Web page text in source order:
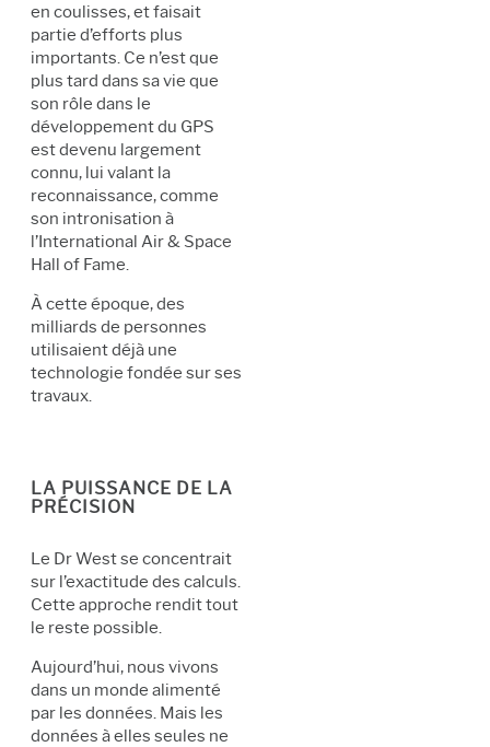
en coulisses, et faisait
partie d’efforts plus
importants. Ce n’est que
plus tard dans sa vie que
son rôle dans le
développement du GPS
est devenu largement
connu, lui valant la
reconnaissance, comme
son intronisation à
l’International Air & Space
Hall of Fame.
À cette époque, des
milliards de personnes
utilisaient déjà une
technologie fondée sur ses
travaux.
LA PUISSANCE DE LA
PRÉCISION
Le Dr West se concentrait
sur l’exactitude des calculs.
Cette approche rendit tout
le reste possible.
Aujourd’hui, nous vivons
dans un monde alimenté
par les données. Mais les
données à elles seules ne